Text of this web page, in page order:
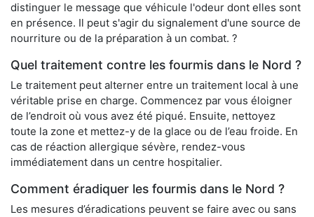
distinguer le message que véhicule l'odeur dont elles sont
en présence. Il peut s'agir du signalement d'une source de
nourriture ou de la préparation à un combat. ?
Quel traitement contre les fourmis dans le Nord ?
Le traitement peut alterner entre un traitement local à une
véritable prise en charge. Commencez par vous éloigner
de l’endroit où vous avez été piqué. Ensuite, nettoyez
toute la zone et mettez-y de la glace ou de l’eau froide. En
cas de réaction allergique sévère, rendez-vous
immédiatement dans un centre hospitalier.
Comment éradiquer les fourmis dans le Nord ?
Les mesures d’éradications peuvent se faire avec ou sans